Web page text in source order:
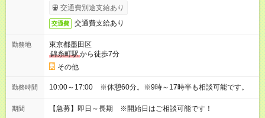
交通費別途支給あり
交通費 交通費支給あり
勤務地
東京都墨田区
錦糸町駅から徒歩7分
その他
勤務時間 10:00～17:00 ※休憩60分。※9時～17時半も相談可能です。
期間 【急募】即日～長期 ※開始日はご相談可能です！